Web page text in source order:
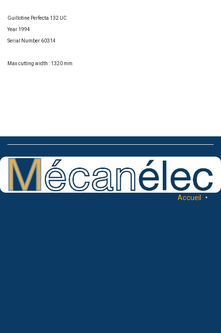
Guillotine Perfecta 132 UC
Year 1994
Serial Number 60314
Max cutting width : 1320 mm
Accueil •